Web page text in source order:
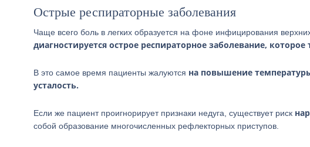
Острые респираторные заболевания
Чаще всего боль в легких образуется на фоне инфицирования
диагностируется острое респираторное заболевание,
В это самое время пациенты жалуются на повышение
усталость.
Если же пациент проигнорирует признаки недуга, существует риск
собой образование многочисленных рефлекторных приступов.